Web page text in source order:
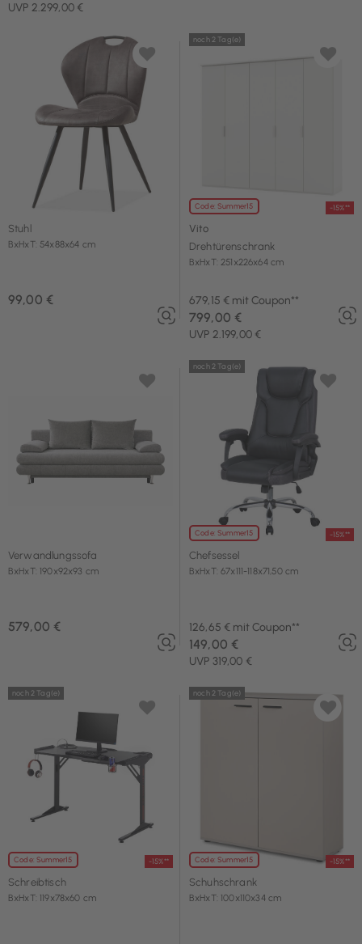
UVP 2.299,00 €
Stuhl
BxHxT: 54x88x64 cm
99,00 €
Code: Summer15 -15%**
noch 2 Tag(e)
Vito
Drehtürenschrank
BxHxT: 251x226x64 cm
679,15 € mit Coupon**
UVP 2.199,00 €
799,00 €
Verwandlungssofa
BxHxT: 190x92x93 cm
579,00 €
Code: Summer15 -15%**
noch 2 Tag(e)
Chefsessel
BxHxT: 67x111-118x71,50 cm
126,65 € mit Coupon**
UVP 319,00 €
149,00 €
Code: Summer15 -15%**
noch 2 Tag(e)
Schreibtisch
BxHxT: 119x78x60 cm
Code: Summer15 -15%**
noch 2 Tag(e)
Schuhschrank
BxHxT: 100x110x34 cm